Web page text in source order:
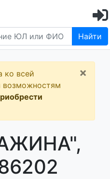
Найти
ко всей
возможностям
×